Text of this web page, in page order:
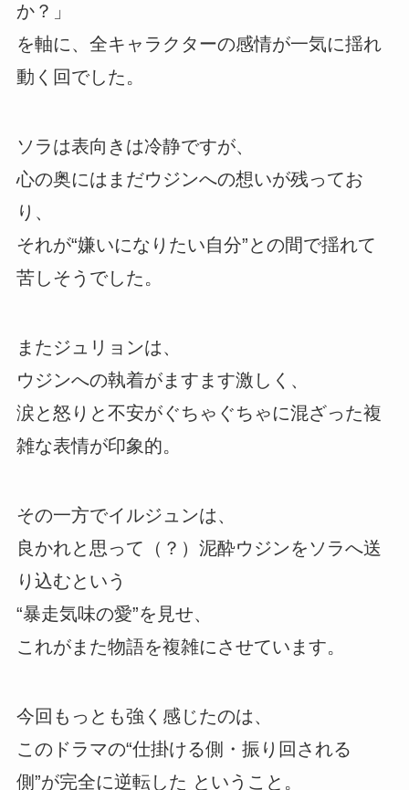
か？」
を軸に、全キャラクターの感情が一気に揺れ
動く回でした。
ソラは表向きは冷静ですが、
心の奥にはまだウジンへの想いが残ってお
り、
それが“嫌いになりたい自分”との間で揺れて
苦しそうでした。
またジュリョンは、
ウジンへの執着がますます激しく、
涙と怒りと不安がぐちゃぐちゃに混ざった複
雑な表情が印象的。
その一方でイルジュンは、
良かれと思って（？）泥酔ウジンをソラへ送
り込むという
“暴走気味の愛”を見せ、
これがまた物語を複雑にさせています。
今回もっとも強く感じたのは、
このドラマの“仕掛ける側・振り回される
側”が完全に逆転した ということ。